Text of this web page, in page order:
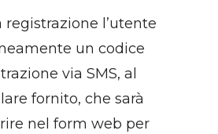
l’utente
un codice
via SMS, al
fornito, che sarà
nel form web per